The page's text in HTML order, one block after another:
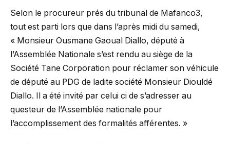
Selon le procureur prés du tribunal de Mafanco3,
tout est parti lors que dans l’après midi du samedi,
« Monsieur Ousmane Gaoual Diallo, député à
l’Assemblée Nationale s’est rendu au siège de la
Société Tane Corporation pour réclamer son véhicule
de député au PDG de ladite société Monsieur Diouldé
Diallo. Il a été invité par celui ci de s’adresser au
questeur de l’Assemblée nationale pour
l’accomplissement des formalités afférentes. »